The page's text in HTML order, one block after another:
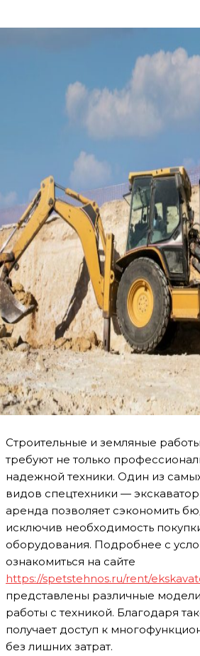
Строительные и земляные
требуют не только
надежной техники. Один из
видов спецтехники —
аренда позволяет сэкономить
исключив необходимость
оборудования. Подробнее с
ознакомиться на сайте
https://spetstehnos.ru/rent/
представлены различные
работы с техникой. Благодаря
получает доступ к
без лишних затрат.